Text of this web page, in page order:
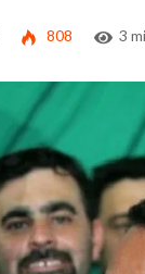
808 3